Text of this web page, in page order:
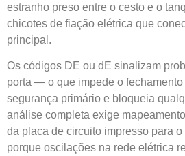
estranho preso entre o cesto e o
chicotes de fiação elétrica que
principal.
Os códigos DE ou dE sinalizam
porta — o que impede o fechamento
segurança primário e bloqueia
análise completa exige
da placa de circuito impresso para
porque oscilações na rede elétrica